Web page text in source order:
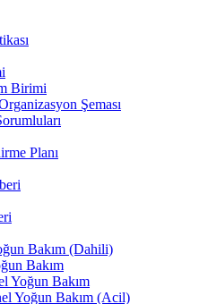
Birimi
Şeması
Planı
Bakım (Dahili)
Bakım
Yoğun Bakım
Yoğun Bakım (Acil)